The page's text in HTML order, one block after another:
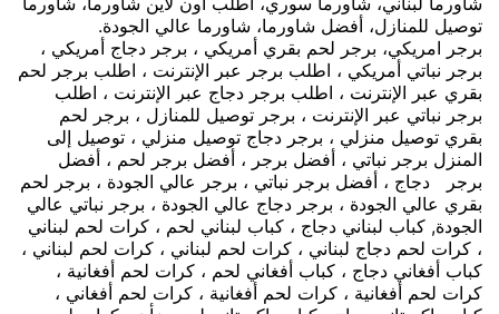
توصيل للمنازل، أفضل شاورما، شاورما عالي الجودة.
برجر امريكي، برجر لحم بقري أمريكي ، برجر دجاج أمريكي ،
برجر نباتي أمريكي ، اطلب برجر عبر الإنترنت ، اطلب برجر لحم
بقري عبر الإنترنت ، اطلب برجر دجاج عبر الإنترنت ، اطلب
برجر نباتي عبر الإنترنت ، برجر توصيل للمنازل ، برجر لحم
بقري توصيل منزلي ، برجر دجاج توصيل منزلي ، توصيل إلى
المنزل برجر نباتي ، أفضل برجر ، أفضل برجر لحم ، أفضل
برجر دجاج ، أفضل برجر نباتي ، برجر عالي الجودة ، برجر لحم
بقري عالي الجودة ، برجر دجاج عالي الجودة ، برجر نباتي عالي
الجودة, كباب لبناني دجاج ، كباب لبناني لحم ، كرات لحم لبناني
، كرات لحم دجاج لبناني ، كرات لحم لبناني ، كرات لحم لبناني ،
كباب أفغاني دجاج ، كباب أفغاني لحم ، كرات لحم أفغانية ،
كرات لحم أفغانية ، كرات لحم أفغانية ، كرات لحم أفغاني ،